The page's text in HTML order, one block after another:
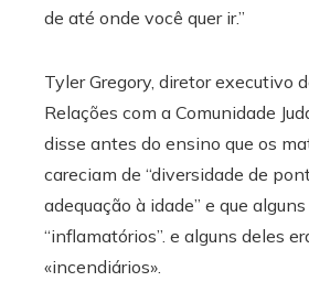
de até onde você quer ir.”
Tyler Gregory, diretor executivo
Relações com a Comunidade
disse antes do ensino que os
careciam de “diversidade de
adequação à idade” e que
“inflamatórios”. e alguns deles
«incendiários».